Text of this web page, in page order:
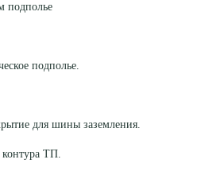
подполье
подполье.
для шины заземления.
ТП.